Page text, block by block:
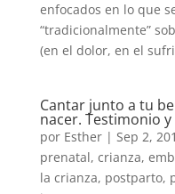
enfocados en lo que
“tradicionalmente”
(en el dolor, en el
Cantar junto a tu
nacer. Testimonio
por Esther| Sep 2,
prenatal, crianza,
la crianza, postparto,